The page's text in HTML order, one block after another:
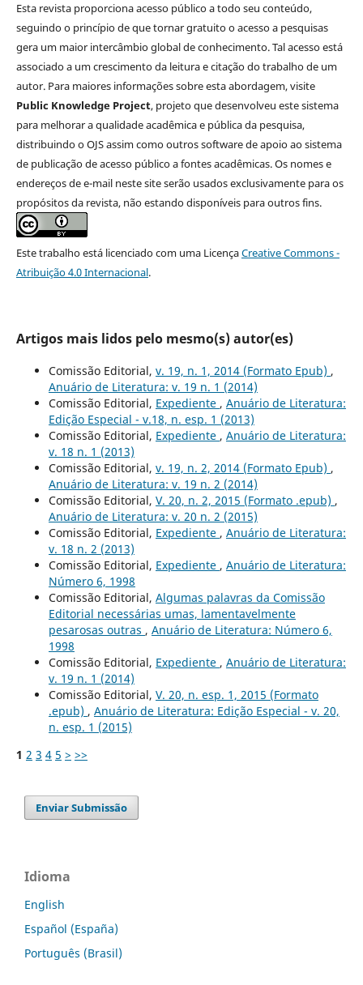
Esta revista proporciona acesso público a todo seu conteúdo,
seguindo o princípio de que tornar gratuito o acesso a pesquisas
gera um maior intercâmbio global de conhecimento. Tal acesso está
associado a um crescimento da leitura e citação do trabalho de um
autor. Para maiores informações sobre esta abordagem, visite
Public Knowledge Project, projeto que desenvolveu este sistema
para melhorar a qualidade acadêmica e pública da pesquisa,
distribuindo o OJS assim como outros software de apoio ao sistema
de publicação de acesso público a fontes acadêmicas. Os nomes e
endereços de e-mail neste site serão usados exclusivamente para os
propósitos da revista, não estando disponíveis para outros fins.
Este trabalho está licenciado com uma LicençaCreative Commons -
Atribuição 4.0 Internacional.
Artigos mais lidos pelo mesmo(s) autor(es)
Comissão Editorial, v. 19, n. 1, 2014 (Formato Epub) ,
Anuário de Literatura: v. 19 n. 1 (2014)
Comissão Editorial, Expediente , Anuário de Literatura:
Edição Especial - v.18, n. esp. 1 (2013)
Comissão Editorial, Expediente , Anuário de Literatura:
v. 18 n. 1 (2013)
Comissão Editorial, v. 19, n. 2, 2014 (Formato Epub) ,
Anuário de Literatura: v. 19 n. 2 (2014)
Comissão Editorial, V. 20, n. 2, 2015 (Formato .epub) ,
Anuário de Literatura: v. 20 n. 2 (2015)
Comissão Editorial, Expediente , Anuário de Literatura:
v. 18 n. 2 (2013)
Comissão Editorial, Expediente , Anuário de Literatura:
Número 6, 1998
Comissão Editorial, Algumas palavras da Comissão
Editorial necessárias umas, lamentavelmente
pesarosas outras , Anuário de Literatura: Número 6,
1998
Comissão Editorial, Expediente , Anuário de Literatura:
v. 19 n. 1 (2014)
Comissão Editorial, V. 20, n. esp. 1, 2015 (Formato
.epub) , Anuário de Literatura: Edição Especial - v. 20,
n. esp. 1 (2015)
1 2 3 4 5 > >>
Enviar Submissão
Idioma
English
Español (España)
Português (Brasil)